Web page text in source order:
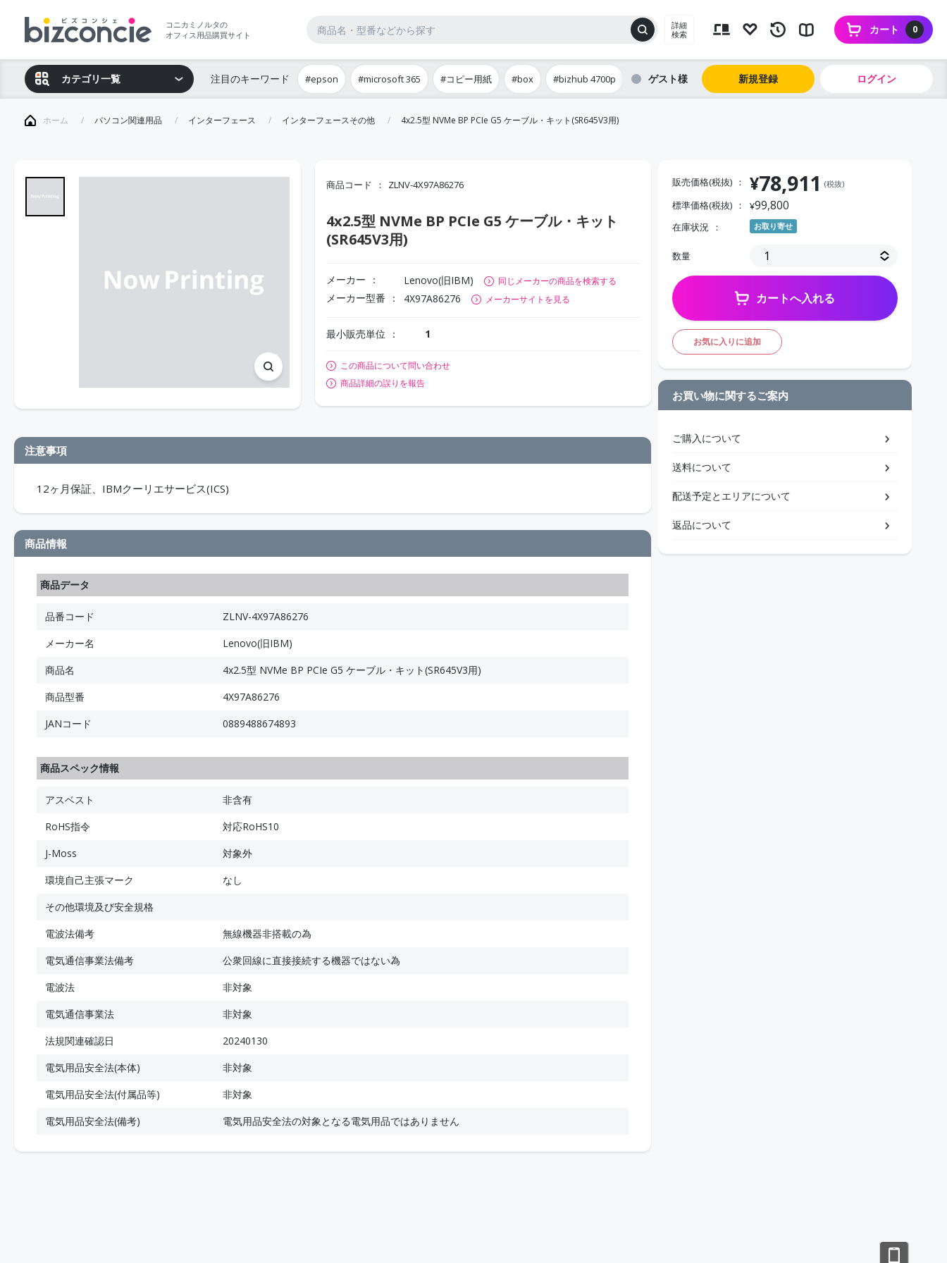
コニカミノルタの
オフィス用品購買サイト
詳細
検索
0
カート
カテゴリ一覧 注目のキーワード #epson #microsoft 365 #コピー用紙 #box #bizhub 4700p ゲスト 新規登録 ログイン
ホーム パソコン関連用品 インターフェース インターフェースその他 4x2.5型 NVMe BP PCIe G5 ケーブル・キット(SR645V3用)
商品コード ZLNV-4X97A86276
4x2.5型 NVMe BP PCIe G5 ケーブル・キット
(SR645V3用)
メーカー Lenovo(旧IBM) 同じメーカーの商品を検索する
メーカー型番 4X97A86276 メーカーサイトを見る
最小販売単位 1
この商品について問い合わせ
商品詳細の誤りを報告
注意事項
12ヶ月保証、IBMクーリエサービス(ICS)
商品情報
商品データ
品番コード
ZLNV-4X97A86276
メーカー名
Lenovo(旧IBM)
商品名
4x2.5型 NVMe BP PCIe G5 ケーブル・キット(SR645V3用)
商品型番
4X97A86276
JANコード
0889488674893
商品スペック情報
アスベスト
非含有
RoHS指令
対応RoHS10
J-Moss
対象外
環境自己主張マーク
なし
その他環境及び安全規格
電波法備考
無線機器非搭載の為
電気通信事業法備考
公衆回線に直接接続する機器ではない為
電波法
非対象
電気通信事業法
非対象
法規関連確認日
20240130
電気用品安全法(本体)
非対象
電気用品安全法(付属品等)
非対象
電気用品安全法(備考)
電気用品安全法の対象となる電気用品ではありません
販売価格(税抜) ¥78,911 (税抜)
標準価格(税抜) ¥99,800
在庫状況 お取り寄せ
数量
カートへ入れる
お気に入りに追加
お買い物に関するご案内
ご購入について
送料について
配送予定とエリアについて
返品について